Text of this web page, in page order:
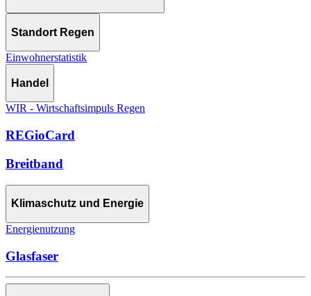
Standort Regen
Einwohnerstatistik
Handel
WIR - Wirtschaftsimpuls Regen
REGioCard
Breitband
Klimaschutz und Energie
Energienutzung
Glasfaser